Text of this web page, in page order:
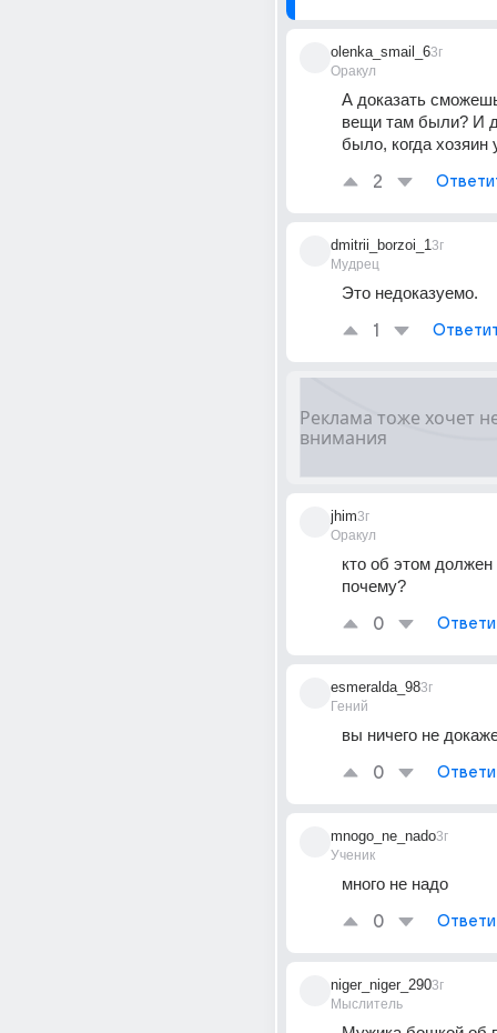
olenka_smail_6
Оракул
3г
А доказать
вещи там были? И
было, когда хозяин
2
dmitrii_borzoi_1
Мудрец
3г
Это недоказуемо.
1
jhim
Оракул
3г
кто об этом
почему?
0
esmeralda_98
Гений
3г
вы ничего не
0
mnogo_ne_nado
Ученик
3г
много не надо
0
niger_niger_290
Мыслитель
3г